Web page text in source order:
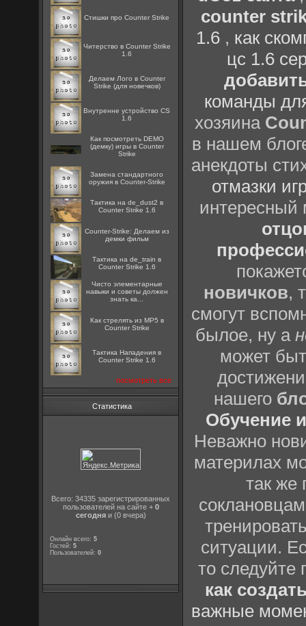
Стишки про Counter Strike
Читерство в Counter Strike
1.6
Делаем Лого в Counter
Strike (для новечков)
Внутренне устройство CS
1.6
Как посмотреть DEMO
(демку) игры в Counter
Strike
Замена стандартного
оружия в Counter-Strike
Тактика на de_dust2 в
Counter Strike 1.6
Counter-Strike: Делаем из
демки фильм
Тактика на de_train в
Counter Strike 1.6
Чисто элементарные
навыки и советы должен
знать ка...
Как стрелять из MP5 в
Counter Strike
Тактика Нападения в
Counter Strike 1.6
посмотреть все
Статистика
Всего: 34335 зарегистрированных
пользователей на сайте + 0
сегодняи (0 вчера)
Онлайн всего:5
Гостей:5
Пользователей:0
counter
1.6, как
цс 1.6
команды
хозяина
в нашем
анекдоты
отмазки
интересный
новичков,
смогут
былое, ну а
может
нашего
Обучение
Неважно
материлах
так же
ситуации.
то
как
важные